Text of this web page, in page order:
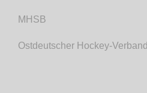
MHSB
Ostdeutscher Hockey-Verband